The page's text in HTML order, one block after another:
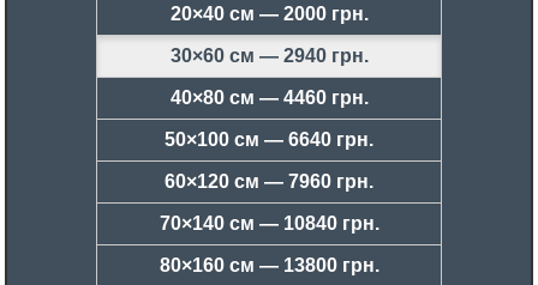
20×40 см — 2000 грн.
30×60 см — 2940 грн.
40×80 см — 4460 грн.
50×100 см — 6640 грн.
60×120 см — 7960 грн.
70×140 см — 10840 грн.
80×160 см — 13800 грн.